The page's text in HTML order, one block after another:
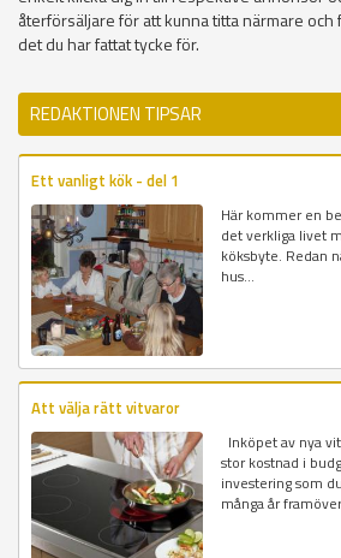
återförsäljare för att kunna titta närmare
det du har fattat tycke för.
REDAKTIONEN TIPSAR
Ett vanligt kök - del 1
Här kommer en
det verkliga livet
köksbyte. Redan
hus...
Att välja rätt vitvaror
Inköpet av nya
stor kostnad i
investering som
många år